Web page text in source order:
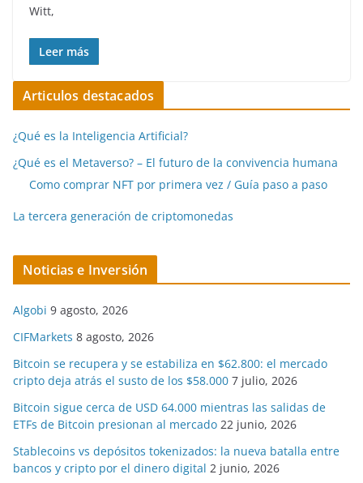
Witt,
Leer más
Articulos destacados
¿Qué es la Inteligencia Artificial?
¿Qué es el Metaverso? – El futuro de la convivencia humana
Como comprar NFT por primera vez / Guía paso a paso
La tercera generación de criptomonedas
Noticias e Inversión
Algobi 9 agosto, 2026
CIFMarkets 8 agosto, 2026
Bitcoin se recupera y se estabiliza en $62.800: el mercado
cripto deja atrás el susto de los $58.000 7 julio, 2026
Bitcoin sigue cerca de USD 64.000 mientras las salidas de
ETFs de Bitcoin presionan al mercado 22 junio, 2026
Stablecoins vs depósitos tokenizados: la nueva batalla entre
bancos y cripto por el dinero digital 2 junio, 2026